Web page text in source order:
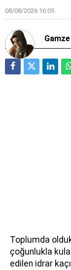
08/08/2026 16:05
Toplumda
çoğunlukla
edilen idrar